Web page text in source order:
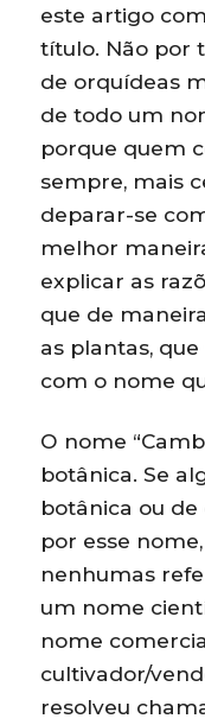
este artigo
título. Não por
de orquídeas
de todo um
porque quem
sempre, mais
deparar-se
melhor
explicar as
que de
as plantas,
com o nome
O nome
botânica. Se
botânica ou
por esse
nenhumas
um nome
nome
cultivador/
resolveu